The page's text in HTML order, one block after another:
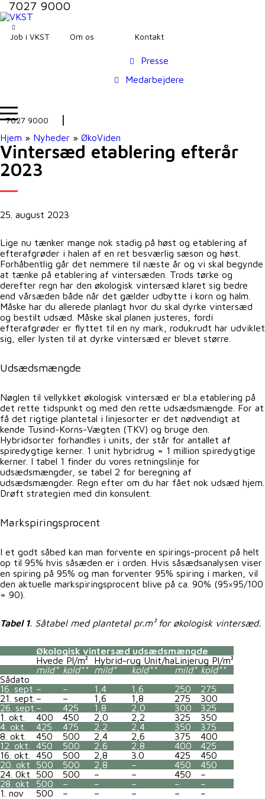
7027 9000
Job i VKST Om os Kontakt
Presse
Medarbejdere
7027 9000
Hjem » Nyheder » ØkoViden
Vintersæd etablering efterår
2023
25. august 2023
Lige nu tænker mange nok stadig på høst og etablering af
efterafgrøder i halen af en ret besværlig sæson og høst.
Forhåbentlig går det nemmere til næste år og vi skal begynde
at tænke på etablering af vintersæden. Trods tørke og
derefter regn har den økologisk vintersæd klaret sig bedre
end vårsæden både når det gælder udbytte i korn og halm.
Måske har du allerede planlagt hvor du skal dyrke vintersæd
og bestilt udsæd. Måske skal planen justeres, fordi
efterafgrøder er flyttet til en ny mark, rodukrudt har udviklet
sig, eller lysten til at dyrke vintersæd er blevet større.
Udsædsmængde
Nøglen til vellykket økologisk vintersæd er bl.a etablering på
det rette tidspunkt og med den rette udsædsmængde. For at
få det rigtige plantetal i linjesorter er det nødvendigt at
kende Tusind-Korns-Vægten (TKV) og bruge den.
Hybridsorter forhandles i units, der står for antallet af
spiredygtige kerner. 1 unit hybridrug = 1 million spiredygtige
kerner. I tabel 1 finder du vores retningslinje for
udsædsmængder, se tabel 2 for beregning af
udsædsmængder. Regn efter om du har fået nok udsæd hjem.
Drøft strategien med din konsulent.
Markspiringsprocent
I et godt såbed kan man forvente en spirings-procent på helt
op til 95% hvis såsæden er i orden. Hvis såsædsanalysen viser
en spiring på 95% og man forventer 95% spiring i marken, vil
den aktuelle markspiringsprocent blive på ca. 90% (95×95/100
= 90).
Tabel 1. Såtabel med plantetal pr.m² for økologisk vintersæd.
Økologisk vintersæd udsædsmængde
Hvede Pl/m²
Hybrid-rug Unit/haLinjerug Pl/m²
mild* kold** mild* kold** mild* kold**
Sådato
16. sept – – 1,4 1,6 250
275
21. sept. – – 1,6 1,8 275
300
26. sept. – 425 1,8 2,0 300
325
1. okt.
400 450 2,0 2,2 325
350
4. okt.
425 475 2,2 2,4 350
375
8. okt.
450 500 2,4 2,6 375
400
12. okt.
450 500 2,6 2,8 400
425
16. okt.
450 500 2,8 3.0 425
450
20. okt
500 500 2,8 – 450
450
24. 0kt
500 500 – – 450
–
28. okt
500 – – – –
–
1. nov
500 – – – – –